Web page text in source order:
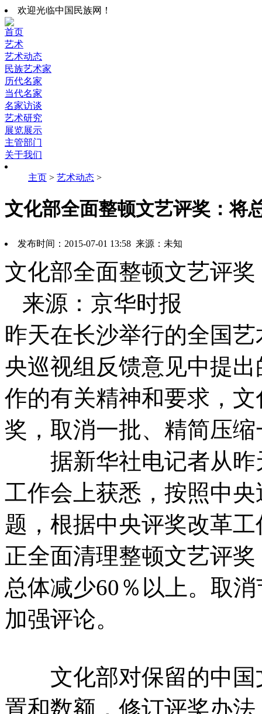
欢迎光临中国民族网！
首页
艺术
艺术动态
民族艺术家
历代名家
当代名家
名家访谈
艺术研究
展览展示
主管部门
关于我们
主页 > 艺术动态 >
文化部全面整顿文艺评奖：将
发布时间：2015-07-01 13:58 来源：未知
文化部全面整顿文艺评
来源：京华时报
昨天在长沙举行的全国
央巡视组反馈意见中提
作的有关精神和要求，
奖，取消一批、精简压
据新华社电记者从昨
工作会上获悉，按照中
题，根据中央评奖改革
正全面清理整顿文艺评
总体减少60％以上。取
加强评论。
文化部对保留的中国
置和数额，修订评奖办